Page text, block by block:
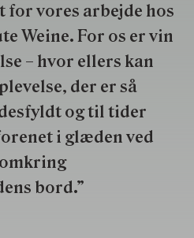
for vores arbejde hos
Weine. For os er vin
– hvor ellers kan
der er så
og til tider
i glæden ved
bord.”